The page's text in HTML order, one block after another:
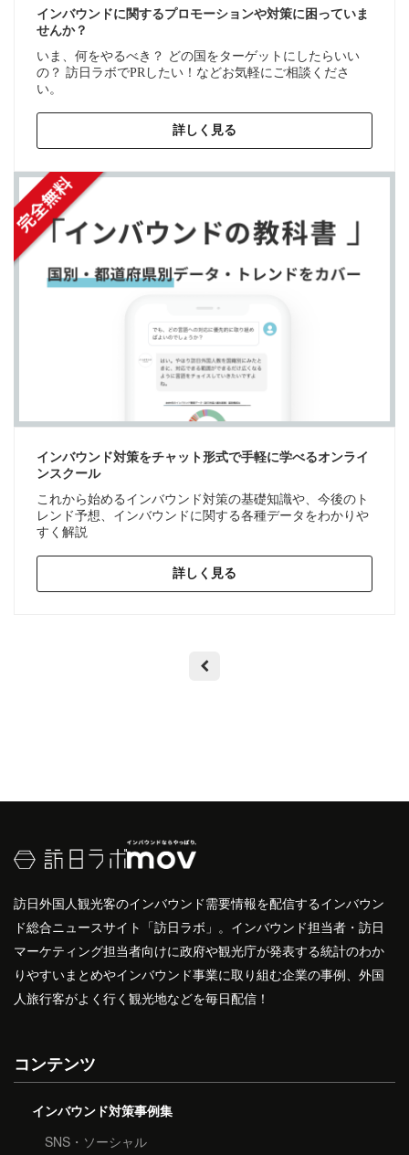
インバウンドに関するプロモーションや対策に困っていま
せんか？
いま、何をやるべき？ どの国をターゲットにしたらいい
の？ 訪日ラボでPRしたい！などお気軽にご相談くださ
い。
詳しく見る
インバウンド対策をチャット形式で手軽に学べるオンライ
ンスクール
これから始めるインバウンド対策の基礎知識や、今後のト
レンド予想、インバウンドに関する各種データをわかりや
すく解説
詳しく見る
訪日外国人観光客のインバウンド需要情報を配信するインバウン
ド総合ニュースサイト「訪日ラボ」。インバウンド担当者・訪日
マーケティング担当者向けに政府や観光庁が発表する統計のわか
りやすいまとめやインバウンド事業に取り組む企業の事例、外国
人旅行客がよく行く観光地などを毎日配信！
コンテンツ
インバウンド対策事例集
SNS・ソーシャル